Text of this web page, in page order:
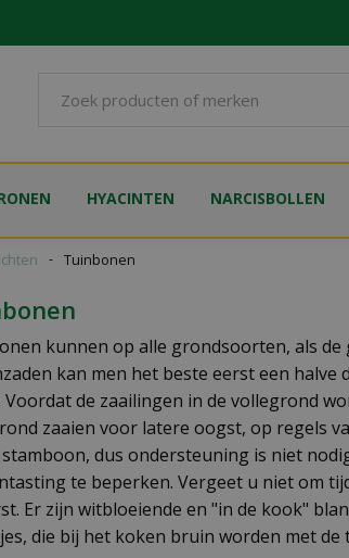
Tuinbonen
HYACINTEN NARCISBOLLEN
kunnen op alle grondsoorten, als
kan men het beste eerst een
Voordat de zaailingen in de vollegrond
zaaien voor latere oogst, op regels
stamboon, dus ondersteuning is niet
te beperken. Vergeet u niet om
Er zijn witbloeiende en "in de kook"
die bij het koken bruin worden met